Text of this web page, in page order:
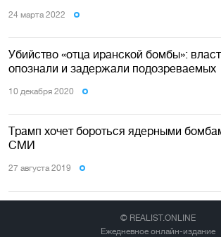
24 марта 2022
Убийство «отца иранской бомбы»:
опознали и задержали подозреваемых
10 декабря 2020
Трамп хочет бороться ядерными
СМИ
27 августа 2019
© REALIST.ONLINE
Ежедневное онлайн-издание